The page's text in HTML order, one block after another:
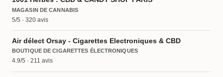
MAGASIN DE CANNABIS
5/5 · 320 avis
Air délect Orsay - Cigarettes Electroniques & CBD
BOUTIQUE DE CIGARETTES ÉLECTRONIQUES
4.9/5 · 211 avis